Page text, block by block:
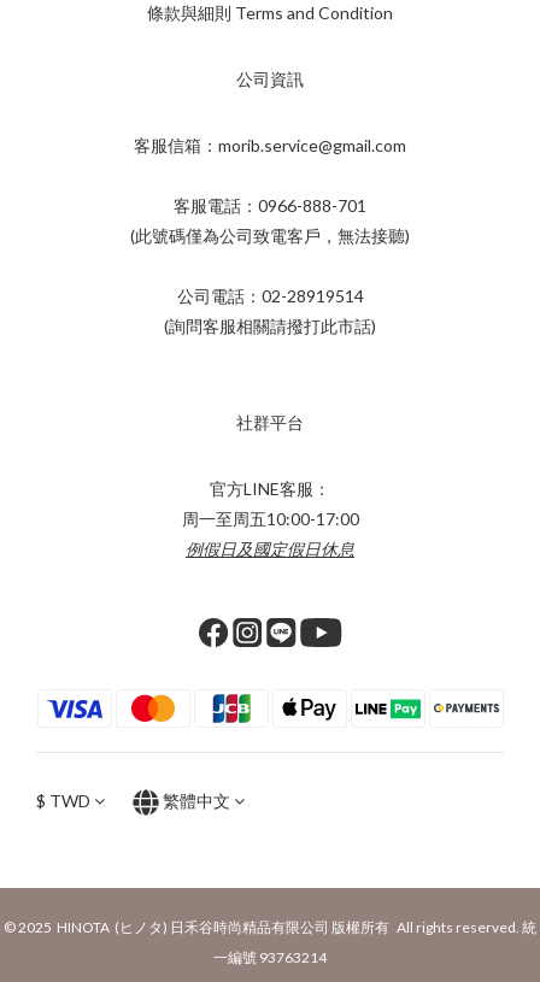
條款與細則 Terms and Condition
公司資訊
客服信箱：morib.service@gmail.com
客服電話：0966-888-701
(此號碼僅為公司致電客戶，無法接聽)
公司電話：02-28919514
(詢問客服相關請撥打此市話)
社群平台
官方LINE客服：
周一至周五10:00-17:00
例假日及國定假日休息
$ TWD 繁體中文
© 2025 HINOTA (ヒノタ) 日禾谷時尚精品有限公司 版權所有 All rights reserved. 統
一編號 93763214